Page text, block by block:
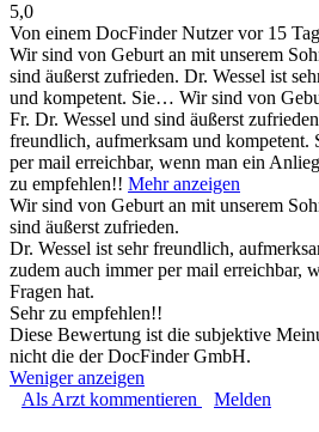
5,0
Von einem DocFinder Nutzervor 15
Wir sind von Geburt an mit unserem
sind äußerst zufrieden. Dr. Wessel ist
und kompetent. Sie… Wir sind von
Fr. Dr. Wessel und sind äußerst
freundlich, aufmerksam und kompetent.
per mail erreichbar, wenn man ein
zu empfehlen!! Mehr anzeigen
Wir sind von Geburt an mit unserem
sind äußerst zufrieden.
Dr. Wessel ist sehr freundlich,
zudem auch immer per mail erreichbar,
Fragen hat.
Sehr zu empfehlen!!
Diese Bewertung ist die subjektive
nicht die der DocFinder GmbH.
Weniger anzeigen
Als Arzt kommentieren
Melden